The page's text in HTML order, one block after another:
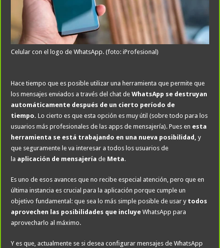
Celular con el logo de WhatsApp. (foto: iProfesional)
Hace tiempo que es posible utilizar una herramienta que permite que
los mensajes enviados a través del chat deWhatsApp se destruyan
automáticamente después de un cierto período de
tiempo.Lo cierto es que esta opción es muy útil (sobre todo para los
usuarios más profesionales de las apps de mensajería). Pues en esta
herramienta se está trabajando en una nueva posibilidad,y
que seguramente le va interesar a todos los usuarios de
la aplicación de mensajería de Meta.
Es uno de esos avances que no recibe especial atención, pero que en
última instancia es crucial para la aplicación porque cumple un
objetivo fundamental: que sea lo más simple posible de usar y todos
aprovechen las posibilidades que incluyeWhatsApp para
aprovecharlo al máximo.
Y es que, actualmente se si desea configurar mensajes de WhatsApp